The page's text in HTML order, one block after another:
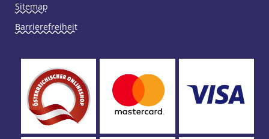
Sitemap
Barrierefreiheit